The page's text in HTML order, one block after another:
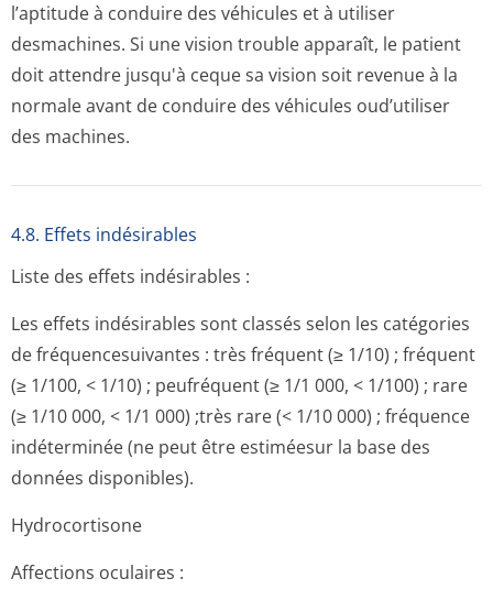
l’aptitude à conduire des véhicules et à utiliser
desmachines. Si une vision trouble apparaît, le patient
doit attendre jusqu'à ceque sa vision soit revenue à la
normale avant de conduire des véhicules oud’utiliser
des machines.
4.8. Effets indésirables
Liste des effets indésirables :
Les effets indésirables sont classés selon les catégories
de fréquencesuivantes : très fréquent (≥ 1/10) ; fréquent
(≥ 1/100, < 1/10) ; peufréquent (≥ 1/1 000, < 1/100) ; rare
(≥ 1/10 000, < 1/1 000) ;très rare (< 1/10 000) ; fréquence
indéterminée (ne peut être estiméesur la base des
données disponibles).
Hydrocortisone
Affections oculaires :